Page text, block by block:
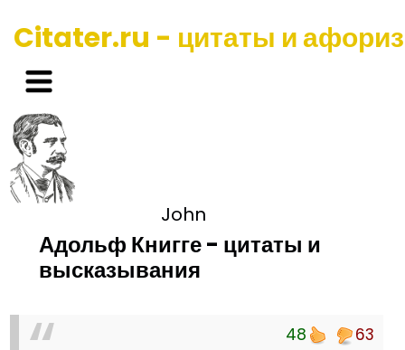
Citater.ru - цитаты и
John
Адольф Книгге - цитаты и
высказывания
48 63